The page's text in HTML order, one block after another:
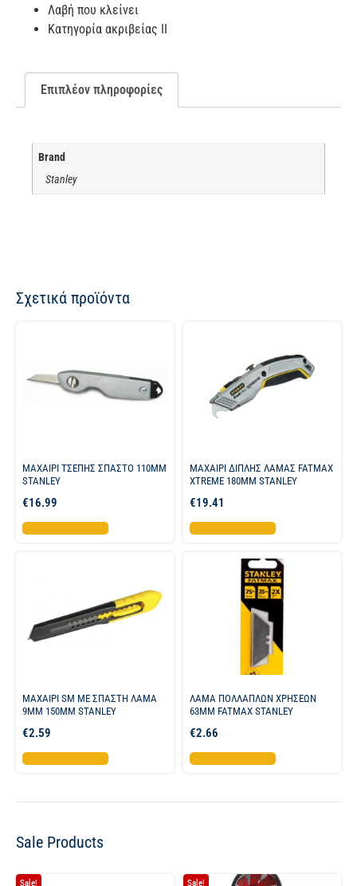
Λαβή που κλείνει
Κατηγορία ακριβείας ΙΙ
Επιπλέον πληροφορίες
Brand
Stanley
Σχετικά προϊόντα
ΜΑΧΑΙΡΙ ΤΣΕΠΗΣ ΣΠΑΣΤΟ 110MM
STANLEY
€16.99
Προσθήκη στο καλάθι
ΜΑΧΑΙΡΙ ΔΙΠΛΗΣ ΛΑΜΑΣ FATMAX
XTREME 180ΜΜ STANLEY
€19.41
Προσθήκη στο καλάθι
ΜΑΧΑΙΡΙ SM ΜΕ ΣΠΑΣΤΗ ΛΑΜΑ
9ΜΜ 150ΜΜ STANLEY
€2.59
Προσθήκη στο καλάθι
ΛΑΜΑ ΠΟΛΛΑΠΛΩΝ ΧΡΗΣΕΩΝ
63ΜΜ FATMAX STANLEY
€2.66
Προσθήκη στο καλάθι
Sale Products
Sale! Sale!